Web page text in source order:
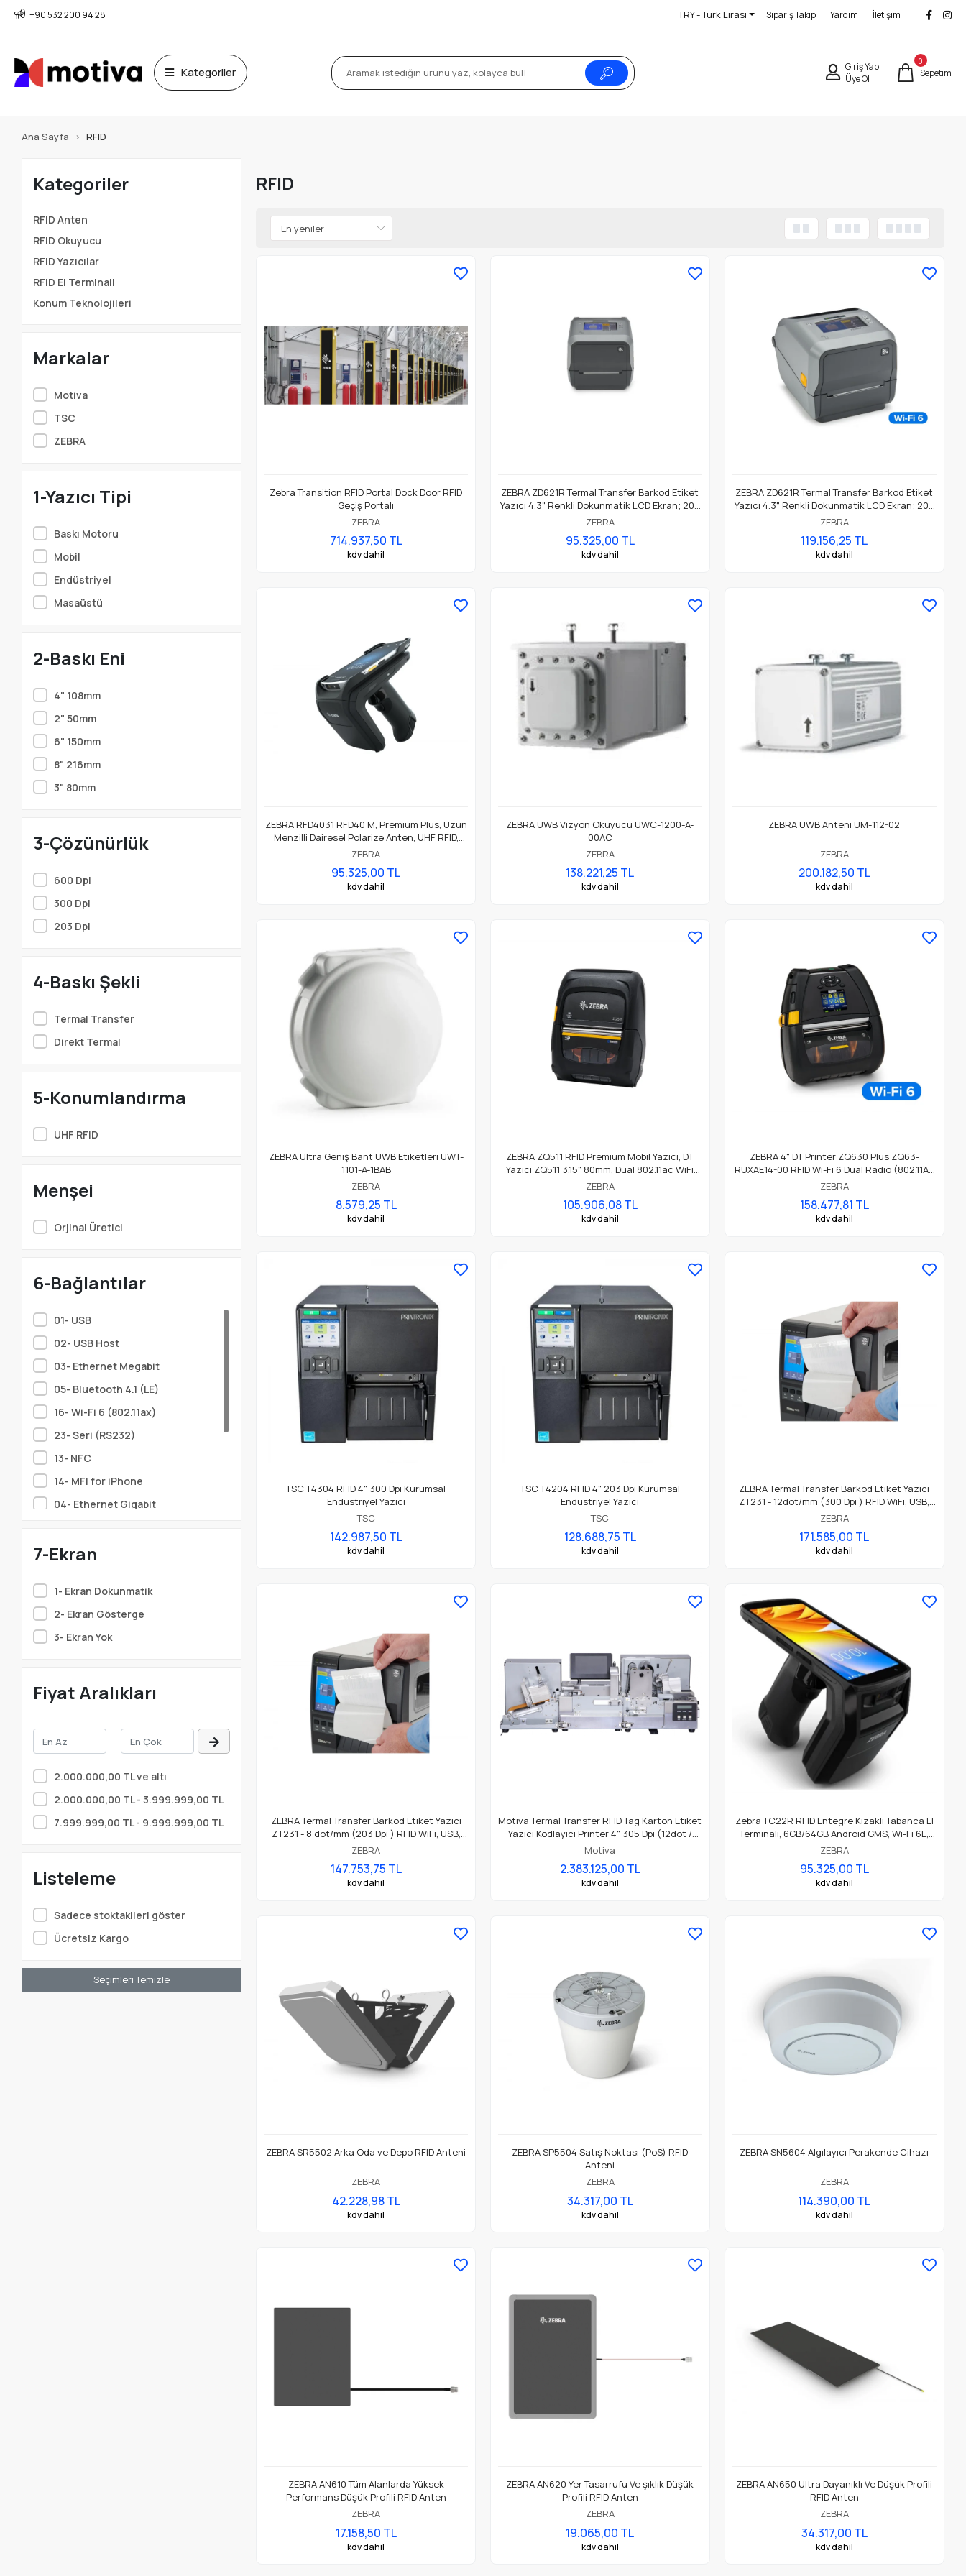
+90 532 200 94 28 TRY - Türk Lirası Sipariş Takip Yardım İletişim
Kategoriler
Giriş Yap
Üye Ol
0
Sepetim
Ana Sayfa RFID
Kategoriler
RFID Anten
RFID Okuyucu
RFID Yazıcılar
RFID El Terminali
Konum Teknolojileri
Markalar
Motiva
TSC
ZEBRA
1-Yazıcı Tipi
Baskı Motoru
Mobil
Endüstriyel
Masaüstü
2-Baskı Eni
4" 108mm
2" 50mm
6" 150mm
8" 216mm
3" 80mm
3-Çözünürlük
600 Dpi
300 Dpi
203 Dpi
4-Baskı Şekli
Termal Transfer
Direkt Termal
5-Konumlandırma
UHF RFID
Menşei
Orjinal Üretici
6-Bağlantılar
01- USB
02- USB Host
03- Ethernet Megabit
05- Bluetooth 4.1 (LE)
16- Wi-Fi 6 (802.11ax)
23- Seri (RS232)
13- NFC
14- MFI for iPhone
04- Ethernet Gigabit
15- Wi-Fi 5 (802.11ac)
08- Bluetooth 5.2 (BLE)
17- Wi-Fi 6E (802.11axe)
7-Ekran
1- Ekran Dokunmatik
2- Ekran Gösterge
3- Ekran Yok
Fiyat Aralıkları
-
2.000.000,00 TL ve altı
2.000.000,00 TL - 3.999.999,00 TL
7.999.999,00 TL - 9.999.999,00 TL
Listeleme
Sadece stoktakileri göster
Ücretsiz Kargo
Seçimleri Temizle
RFID
Zebra Transition RFID Portal Dock Door RFID
Geçiş Portalı
ZEBRA
714.937,50 TL
kdv dahil
ZEBRA ZD621R Termal Transfer Barkod Etiket
Yazıcı 4.3" Renkli Dokunmatik LCD Ekran; 203
Dpi, USB, USB Host, Ethernet, Seri, BTLE5, RFID
ZEBRA
95.325,00 TL
kdv dahil
ZEBRA ZD621R Termal Transfer Barkod Etiket
Yazıcı 4.3" Renkli Dokunmatik LCD Ekran; 203
Dpi, USB, USB Host, Ethernet, Seri, WiFi 6
No: ZD6A142-30ERR2EZ
ZEBRA
119.156,25 TL
kdv dahil
ZEBRA RFD4031 RFD40 M, Premium Plus, Uzun
Menzilli Dairesel Polarize Anten, UHF RFID,
Bluetooth, WiFi, Tabanca, SE4100
ZEBRA
95.325,00 TL
kdv dahil
ZEBRA UWB Vizyon Okuyucu UWC-1200-A-
00AC
ZEBRA
138.221,25 TL
kdv dahil
ZEBRA UWB Anteni UM-112-02
ZEBRA
200.182,50 TL
kdv dahil
ZEBRA Ultra Geniş Bant UWB Etiketleri UWT-
1101-A-1BAB
ZEBRA
8.579,25 TL
kdv dahil
ZEBRA ZQ511 RFID Premium Mobil Yazıcı, DT
Yazıcı ZQ511 3.15" 80mm, Dual 802.11ac WiFi
Bluetooth 4.1, Standart Pil
ZEBRA
105.906,08 TL
kdv dahil
ZEBRA 4" DT Printer ZQ630 Plus ZQ63-
RUXAE14-00 RFID Wi-Fi 6 Dual Radio (802.11AX
/ BT5.x) Maksimum Verimlilik İçin Birinci Sınıf
ZEBRA
158.477,81 TL
kdv dahil
TSC T4304 RFID 4" 300 Dpi Kurumsal
Endüstriyel Yazıcı
TSC
142.987,50 TL
kdv dahil
TSC T4204 RFID 4" 203 Dpi Kurumsal
Endüstriyel Yazıcı
TSC
128.688,75 TL
kdv dahil
ZEBRA Termal Transfer Barkod Etiket Yazıcı
ZT231 - 12dot/mm (300 Dpi ) RFID WiFi, USB,
Ethernet ZT23143-T0E00CFZ
ZEBRA
171.585,00 TL
kdv dahil
ZEBRA Termal Transfer Barkod Etiket Yazıcı
ZT231 - 8 dot/mm (203 Dpi ) RFID WiFi, USB,
Ethernet ZT23142-T0E00CFZ
ZEBRA
147.753,75 TL
kdv dahil
Motiva Termal Transfer RFID Tag Karton Etiket
Yazıcı Kodlayıcı Printer 4" 305 Dpi (12dot /
mm) NE
Motiva
2.383.125,00 TL
kdv dahil
Zebra TC22R RFID Entegre Kızaklı Tabanca El
Terminali, 6GB/64GB Android GMS, Wi-Fi 6E,
SE4710 Okuyucu Parça No: TC2205-
ZEBRA
95.325,00 TL
kdv dahil
ZEBRA SR5502 Arka Oda ve Depo RFID Anteni
ZEBRA
42.228,98 TL
kdv dahil
ZEBRA SP5504 Satış Noktası (PoS) RFID
Anteni
ZEBRA
34.317,00 TL
kdv dahil
ZEBRA SN5604 Algılayıcı Perakende Cihazı
ZEBRA
114.390,00 TL
kdv dahil
ZEBRA AN610 Tüm Alanlarda Yüksek
Performans Düşük Profili RFID Anten
ZEBRA
17.158,50 TL
kdv dahil
ZEBRA AN620 Yer Tasarrufu Ve şıklık Düşük
Profili RFID Anten
ZEBRA
19.065,00 TL
kdv dahil
ZEBRA AN650 Ultra Dayanıklı Ve Düşük Profili
RFID Anten
ZEBRA
34.317,00 TL
kdv dahil